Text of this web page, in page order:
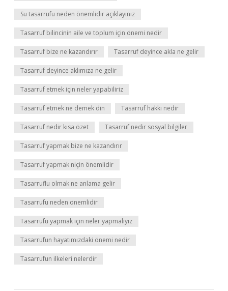
Su tasarrufu neden önemlidir açıklayınız
Tasarruf bilincinin aile ve toplum için önemi nedir
Tasarruf bize ne kazandırır Tasarruf deyince akla ne gelir
Tasarruf deyince aklımıza ne gelir
Tasarruf etmek için neler yapabiliriz
Tasarruf etmek ne demek din Tasarruf hakkı nedir
Tasarruf nedir kısa özet Tasarruf nedir sosyal bilgiler
Tasarruf yapmak bize ne kazandırır
Tasarruf yapmak niçin önemlidir
Tasarruflu olmak ne anlama gelir
Tasarrufu neden önemlidir
Tasarrufu yapmak için neler yapmalıyız
Tasarrufun hayatımızdaki önemi nedir
Tasarrufun ilkeleri nelerdir